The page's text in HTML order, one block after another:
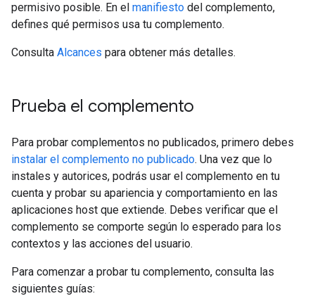
permisivo posible. En el manifiesto del complemento,
defines qué permisos usa tu complemento.
Consulta Alcances para obtener más detalles.
Prueba el complemento
Para probar complementos no publicados, primero debes
instalar el complemento no publicado. Una vez que lo
instales y autorices, podrás usar el complemento en tu
cuenta y probar su apariencia y comportamiento en las
aplicaciones host que extiende. Debes verificar que el
complemento se comporte según lo esperado para los
contextos y las acciones del usuario.
Para comenzar a probar tu complemento, consulta las
siguientes guías: